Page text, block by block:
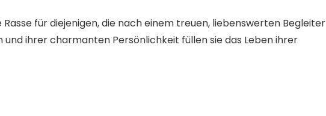
für diejenigen, die nach einem treuen, liebenswerten Begleiter
ihrer charmanten Persönlichkeit füllen sie das Leben ihrer